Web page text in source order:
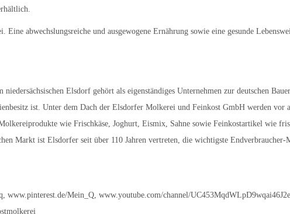
abwechslungsreiche und ausgewogene Ernährung sowie eine gesunde
Elsdorf gehört als eigenständiges Unternehmen zur deutschen
ist. Unter dem Dach der Elsdorfer Molkerei und Feinkost GmbH werden vor
wie Frischkäse, Joghurt, Eismix, Sahne sowie Feinkostartikel wie
Markt ist Elsdorfer seit über 110 Jahren vertreten, die wichtigste Endverbraucher-
www.pinterest.de/Mein_Q, www.youtube.com/channel/